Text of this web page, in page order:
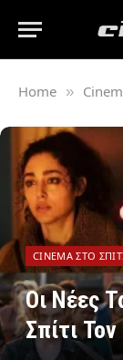
Home »
CINEMA ΣΤΟ
Οι Νέες
Σπίτι